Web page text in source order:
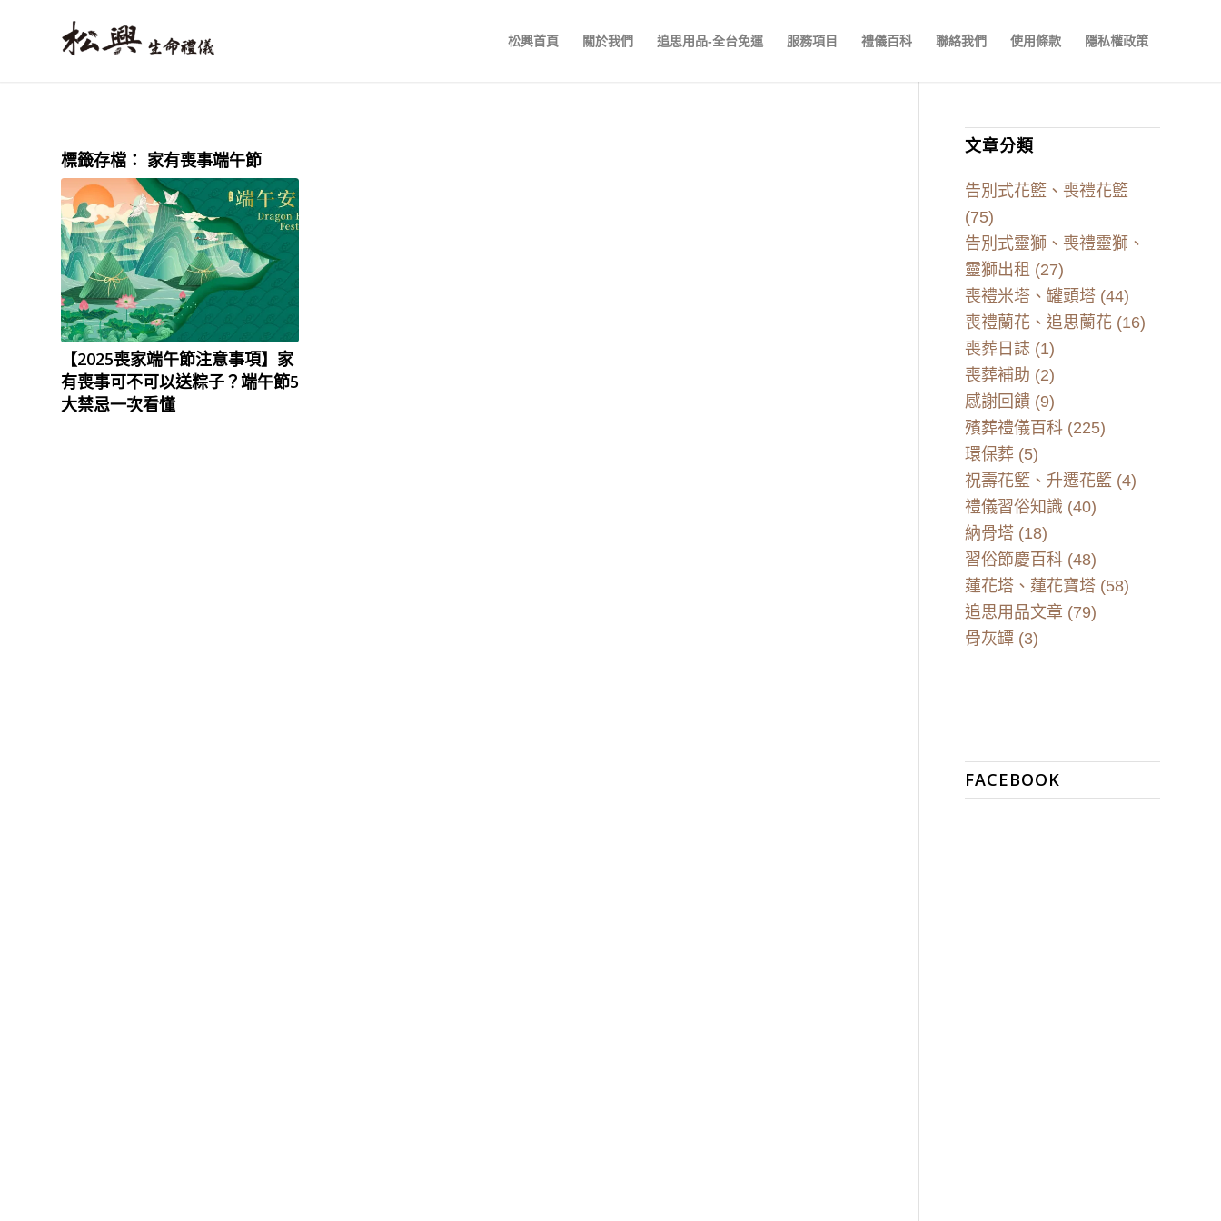
松興首頁 關於我們 追思用品-全台免運 服務項目 禮儀百科 聯絡我們 使用條款 隱私權政策
標籤存檔： 家有喪事端午節
【2025喪家端午節注意事項】家
有喪事可不可以送粽子？端午節5
大禁忌一次看懂
文章分類
告別式花籃、喪禮花籃
(75)
告別式靈獅、喪禮靈獅、
靈獅出租 (27)
喪禮米塔、罐頭塔 (44)
喪禮蘭花、追思蘭花(16)
喪葬日誌 (1)
喪葬補助 (2)
感謝回饋(9)
殯葬禮儀百科(225)
環保葬(5)
祝壽花籃、升遷花籃 (4)
禮儀習俗知識 (40)
納骨塔 (18)
習俗節慶百科(48)
蓮花塔、蓮花寶塔 (58)
追思用品文章 (79)
骨灰罈(3)
FACEBOOK